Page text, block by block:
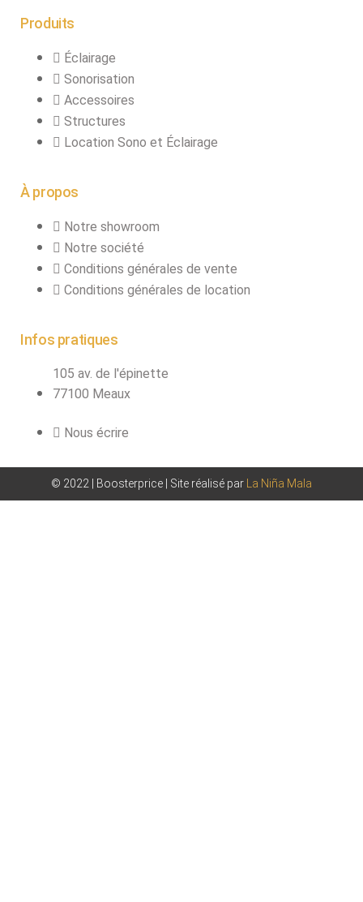
Produits
Éclairage
Sonorisation
Accessoires
Structures
Location Sono et Éclairage
À propos
Notre showroom
Notre société
Conditions générales de vente
Conditions générales de location
Infos pratiques
105 av. de l'épinette
77100 Meaux
Nous écrire
© 2022 | Boosterprice | Site réalisé par La Niña Mala